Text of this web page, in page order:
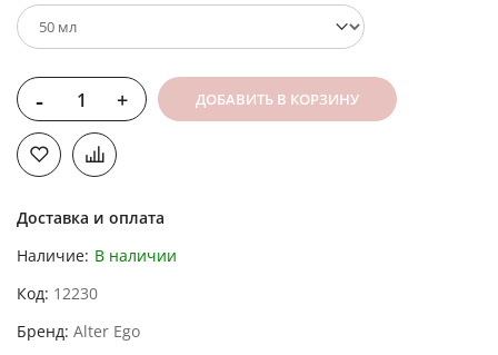
- + ДОБАВИТЬ В КОРЗИНУ
Доставка и оплата
Наличие: В наличии
Код 12230
Бренд Alter Ego